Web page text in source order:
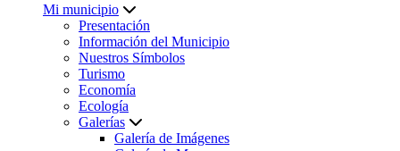
Mi municipio
Presentación
Información del Municipio
Nuestros Símbolos
Turismo
Economía
Ecología
Galerías
Galería de Imágenes